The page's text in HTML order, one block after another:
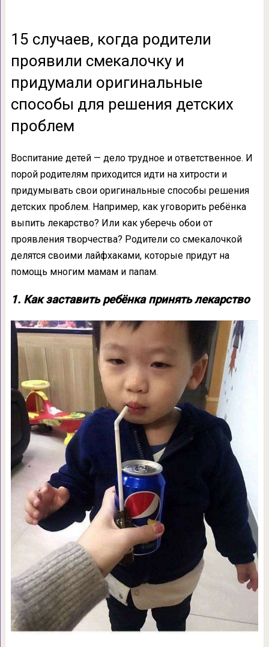
15 случаев, когда родители
проявили смекалочку и
придумали оригинальные
способы для решения детских
проблем
Воспитание детей — дело трудное и ответственное. И
порой родителям приходится идти на хитрости и
придумывать свои оригинальные способы решения
детских проблем. Например, как уговорить ребёнка
выпить лекарство? Или как уберечь обои от
проявления творчества? Родители со смекалочкой
делятся своими лайфхаками, которые придут на
помощь многим мамам и папам.
1. Как заставить ребёнка принять лекарство